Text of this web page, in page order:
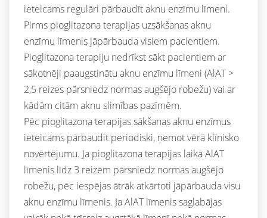
ieteicams regulāri pārbaudīt aknu enzīmu līmeni.
Pirms pioglitazona terapijas uzsākšanas aknu
enzīmu līmenis jāpārbauda visiem pacientiem.
Pioglitazona terapiju nedrīkst sākt pacientiem ar
sākotnēji paaugstinātu aknu enzīmu līmeni (AlAT >
2,5 reizes pārsniedz normas augšējo robežu) vai ar
kādām citām aknu slimības pazīmēm.
Pēc pioglitazona terapijas sākšanas aknu enzīmus
ieteicams pārbaudīt periodiski, ņemot vērā klīnisko
novērtējumu. Ja pioglitazona terapijas laikā AlAT
līmenis līdz 3 reizēm pārsniedz normas augšējo
robežu, pēc iespējas ātrāk atkārtoti jāpārbauda visu
aknu enzīmu līmenis. Ja AlAT līmenis saglabājas